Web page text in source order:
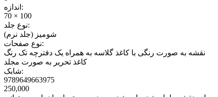
اندازه:
70 × 100
نوع جلد:
شومیز (جلد نرم)
نوع صفحات:
نقشه به صورت رنگی با کاغذ گلاسه به همراه یک دفترچه تک رنگ
کاغذ تحریر به صورت مجلد
شابک:
9789649663975
250,000